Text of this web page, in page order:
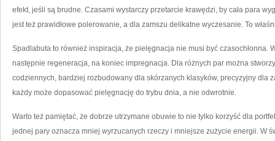
efekt, jeśli są brudne. Czasami wystarczy przetarcie krawędzi, by cała para
jest też prawidłowe polerowanie, a dla zamszu delikatne wyczesanie. To
Spadlabuta to również inspiracja, że pielęgnacja nie musi być czasochłonna.
następnie regeneracja, na koniec impregnacja. Dla różnych par można
codziennych, bardziej rozbudowany dla skórzanych klasyków, precyzyjny dla
każdy może dopasować pielęgnację do trybu dnia, a nie odwrotnie.
Warto też pamiętać, że dobrze utrzymane obuwie to nie tylko korzyść dla
jednej pary oznacza mniej wyrzucanych rzeczy i mniejsze zużycie energii. W